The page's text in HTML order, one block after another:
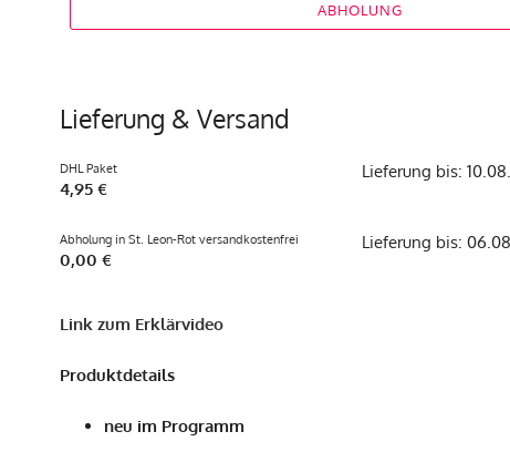
ABHOLUNG
Lieferung & Versand
DHL Paket
4,95 €
Lieferung bis:
Abholung in St. Leon-Rot versandkostenfrei
0,00 €
Lieferung bis:
Link zum Erklärvideo
Produktdetails
neu im Programm